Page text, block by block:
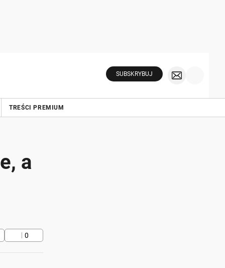
SUBSKRYBUJ
TREŚCI PREMIUM
a
0